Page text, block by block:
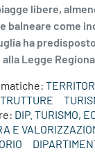
libere,
balneare come
ha
Legge
DIP. TURISMO,
E